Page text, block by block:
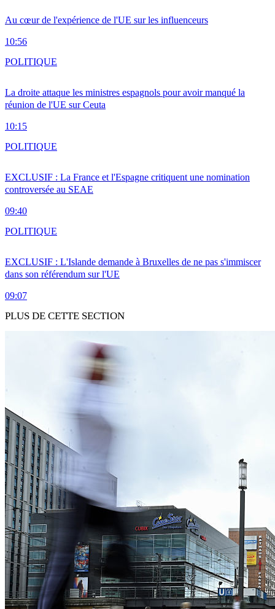
Au cœur de l'expérience de l'UE sur les influenceurs
10:56
La droite attaque les ministres espagnols pour avoir manqué la
réunion de l'UE sur Ceuta
10:15
POLITIQUE
EXCLUSIF : La France et l'Espagne critiquent une nomination
controversée au SEAE
09:40
POLITIQUE
EXCLUSIF : L'Islande demande à Bruxelles de ne pas s'immiscer
dans son référendum sur l'UE
09:07
POLITIQUE
PLUS DE CETTE SECTION